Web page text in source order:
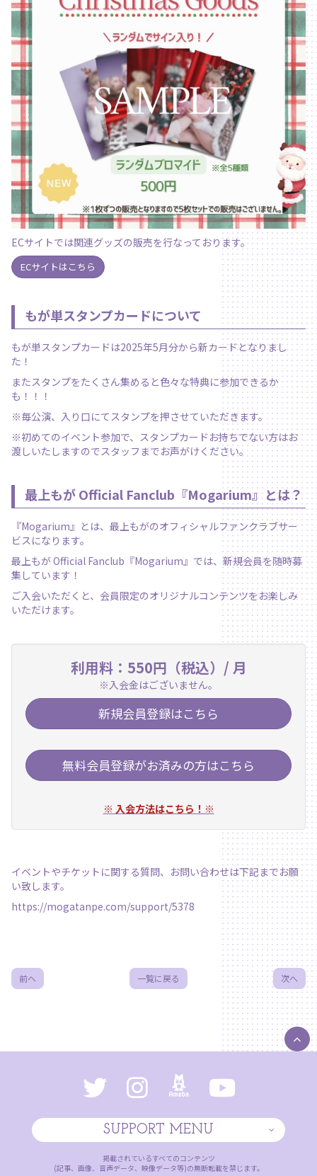
ECサイトでは関連グッズの販売を行なっております。
ECサイトはこちら
もが単スタンプカードについて
もが単スタンプカードは2025年5月分から新カードとなりまし
た！
またスタンプをたくさん集めると色々な特典に参加できるか
も！！！
※毎公演、入り口にてスタンプを押させていただきます。
※初めてのイベント参加で、スタンプカードお持ちでない方はお
渡しいたしますのでスタッフまでお声がけください。
最上もが Official Fanclub『Mogarium』とは？
『Mogarium』とは、最上もがのオフィシャルファンクラブサー
ビスになります。
最上もが Official Fanclub『Mogarium』では、新規会員を随時募
集しています！
ご入会いただくと、会員限定のオリジナルコンテンツをお楽しみ
いただけます。
利用料：550円（税込）/ 月
※入会金はございません。
新規会員登録はこちら
無料会員登録がお済みの方はこちら
※ 入会方法はこちら！※
イベントやチケットに関する質問、お問い合わせは下記までお願
い致します。
https://mogatanpe.com/support/5378
前へ 一覧に戻る 次へ
SUPPORT MENU
掲載されているすべてのコンテンツ
(記事、画像、音声データ、映像データ等)の無断転載を禁じます。